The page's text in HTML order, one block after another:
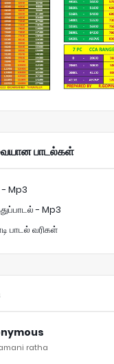
பாடல்கள்
- Mp3
- Mp3
பாடல் வரிகள்
ratha